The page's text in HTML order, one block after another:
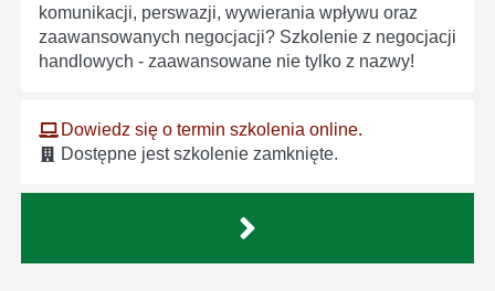
komunikacji, perswazji, wywierania wpływu oraz
zaawansowanych negocjacji? Szkolenie z negocjacji
handlowych - zaawansowane nie tylko z nazwy!
Dowiedz się o termin szkolenia online.
Dostępne jest szkolenie zamknięte.